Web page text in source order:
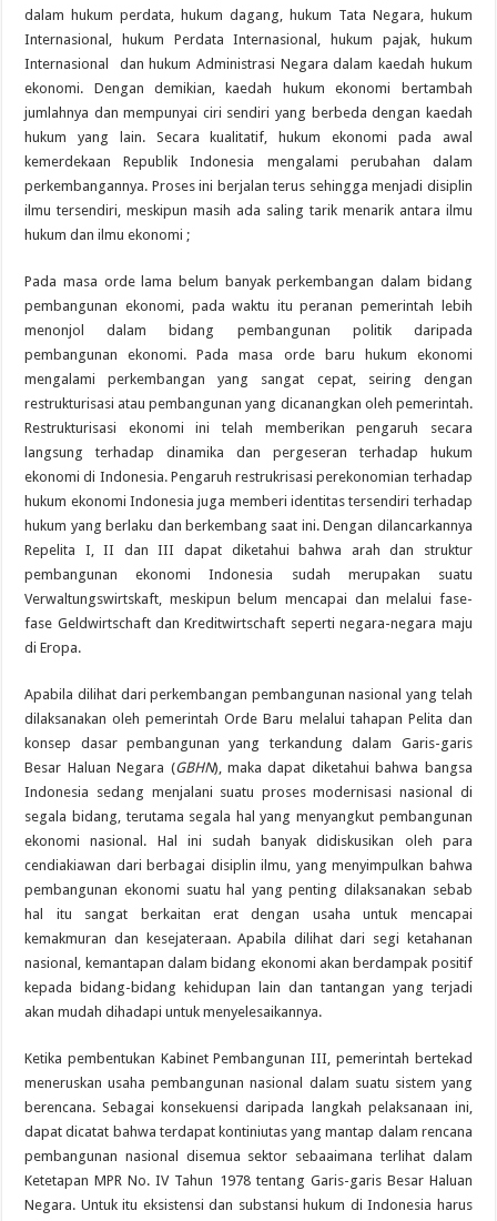
dalam hukum perdata, hukum dagang, hukum Tata Negara, hukum
Internasional, hukum Perdata Internasional, hukum pajak, hukum
Internasional dan hukum Administrasi Negara dalam kaedah hukum
ekonomi. Dengan demikian, kaedah hukum ekonomi bertambah
jumlahnya dan mempunyai ciri sendiri yang berbeda dengan kaedah
hukum yang lain. Secara kualitatif, hukum ekonomi pada awal
kemerdekaan Republik Indonesia mengalami perubahan dalam
perkembangannya. Proses ini berjalan terus sehingga menjadi disiplin
ilmu tersendiri, meskipun masih ada saling tarik menarik antara ilmu
hukum dan ilmu ekonomi ;
Pada masa orde lama belum banyak perkembangan dalam bidang
pembangunan ekonomi, pada waktu itu peranan pemerintah lebih
menonjol dalam bidang pembangunan politik daripada
pembangunan ekonomi. Pada masa orde baru hukum ekonomi
mengalami perkembangan yang sangat cepat, seiring dengan
restrukturisasi atau pembangunan yang dicanangkan oleh pemerintah.
Restrukturisasi ekonomi ini telah memberikan pengaruh secara
langsung terhadap dinamika dan pergeseran terhadap hukum
ekonomi di Indonesia. Pengaruh restrukrisasi perekonomian terhadap
hukum ekonomi Indonesia juga memberi identitas tersendiri terhadap
hukum yang berlaku dan berkembang saat ini. Dengan dilancarkannya
Repelita I, II dan III dapat diketahui bahwa arah dan struktur
pembangunan ekonomi Indonesia sudah merupakan suatu
Verwaltungswirtskaft, meskipun belum mencapai dan melalui fase-
fase Geldwirtschaft dan Kreditwirtschaft seperti negara-negara maju
di Eropa.
Apabila dilihat dari perkembangan pembangunan nasional yang telah
dilaksanakan oleh pemerintah Orde Baru melalui tahapan Pelita dan
konsep dasar pembangunan yang terkandung dalam Garis-garis
Besar Haluan Negara (GBHN), maka dapat diketahui bahwa bangsa
Indonesia sedang menjalani suatu proses modernisasi nasional di
segala bidang, terutama segala hal yang menyangkut pembangunan
ekonomi nasional. Hal ini sudah banyak didiskusikan oleh para
cendiakiawan dari berbagai disiplin ilmu, yang menyimpulkan bahwa
pembangunan ekonomi suatu hal yang penting dilaksanakan sebab
hal itu sangat berkaitan erat dengan usaha untuk mencapai
kemakmuran dan kesejateraan. Apabila dilihat dari segi ketahanan
nasional, kemantapan dalam bidang ekonomi akan berdampak positif
kepada bidang-bidang kehidupan lain dan tantangan yang terjadi
akan mudah dihadapi untuk menyelesaikannya.
Ketika pembentukan Kabinet Pembangunan III, pemerintah bertekad
meneruskan usaha pembangunan nasional dalam suatu sistem yang
berencana. Sebagai konsekuensi daripada langkah pelaksanaan ini,
dapat dicatat bahwa terdapat kontiniutas yang mantap dalam rencana
pembangunan nasional disemua sektor sebaaimana terlihat dalam
Ketetapan MPR No. IV Tahun 1978 tentang Garis-garis Besar Haluan
Negara. Untuk itu eksistensi dan substansi hukum di Indonesia harus